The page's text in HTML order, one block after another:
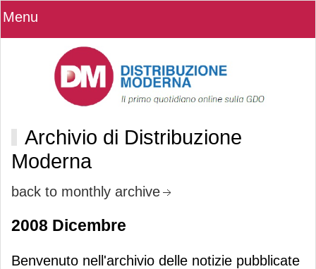
Menu
Archivio di Distribuzione
Moderna
back to monthly archive
2008 Dicembre
Benvenuto nell'archivio delle notizie pubblicate